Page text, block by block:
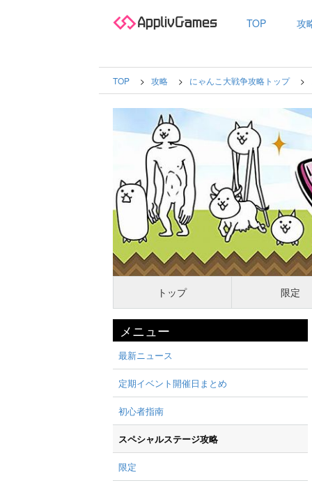
TOP 攻
TOP 攻略 にゃんこ大戦争攻略トップ
トップ 限定
メニュー
最新ニュース
定期イベント開催日まとめ
初心者指南
スペシャルステージ攻略
限定